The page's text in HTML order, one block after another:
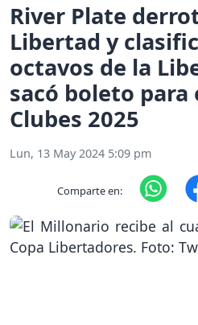
River Plate
Libertad y
octavos de la
sacó boleto
Clubes 2025
Lun, 13 May 2024 5:09 pm
Comparte en: